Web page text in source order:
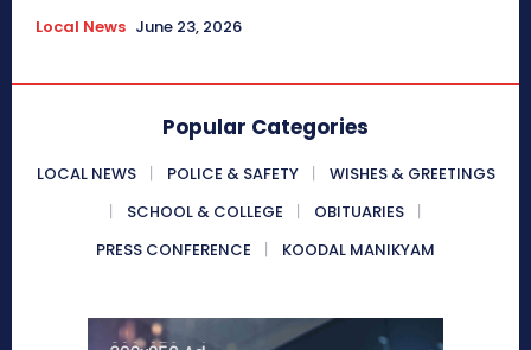
Local News June 23, 2026
Popular Categories
LOCAL NEWS POLICE & SAFETY
WISHES & GREETINGS
SCHOOL & COLLEGE
OBITUARIES
PRESS CONFERENCE
KOODAL MANIKYAM